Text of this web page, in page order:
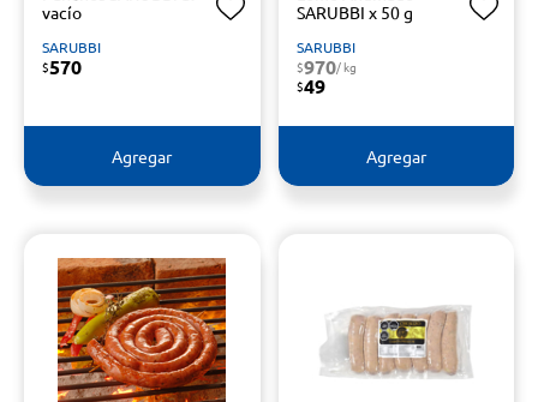
vacío
SARUBBI
$570
Agregar
SARUBBI x 50 g
SARUBBI
$970/ kg
$49
Agregar